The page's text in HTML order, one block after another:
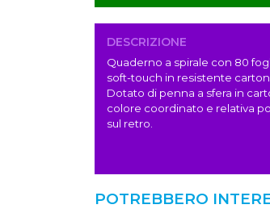
DESCRIZIONE
Quaderno a spirale con 80
soft-touch in resistente
Dotato di penna a sfera in
colore coordinato e relativa
sul retro.
POTREBBERO